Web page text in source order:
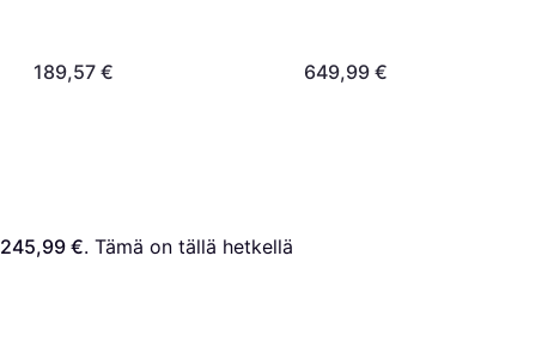
189,57 € 649,99 €
245,99 €. Tämä on tällä hetkellä